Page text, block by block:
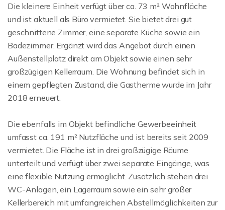
Die kleinere Einheit verfügt über ca. 73 m² Wohnfläche
und ist aktuell als Büro vermietet. Sie bietet drei gut
geschnittene Zimmer, eine separate Küche sowie ein
Badezimmer. Ergänzt wird das Angebot durch einen
Außenstellplatz direkt am Objekt sowie einen sehr
großzügigen Kellerraum. Die Wohnung befindet sich in
einem gepflegten Zustand, die Gastherme wurde im Jahr
2018 erneuert.
Die ebenfalls im Objekt befindliche Gewerbeeinheit
umfasst ca. 191 m² Nutzfläche und ist bereits seit 2009
vermietet. Die Fläche ist in drei großzügige Räume
unterteilt und verfügt über zwei separate Eingänge, was
eine flexible Nutzung ermöglicht. Zusätzlich stehen drei
WC-Anlagen, ein Lagerraum sowie ein sehr großer
Kellerbereich mit umfangreichen Abstellmöglichkeiten zur